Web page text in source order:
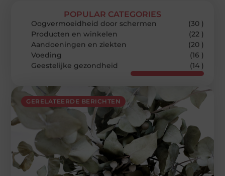
GERELATEERDE BERICHTEN
POPULAR CATEGORIES
Oogvermoeidheid door schermen
(30 )
Producten en winkelen
(22 )
Aandoeningen en ziekten
(20 )
Voeding
(16 )
Geestelijke gezondheid
(14 )